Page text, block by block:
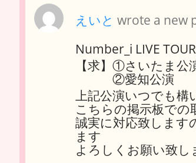
えいと wrote a new
Number_i LIVE
【求】①さいたま公
②愛知公演
上記公演いつでも構
こちらの掲示板で
誠実に対応致します
ます
よろしくお願い致し